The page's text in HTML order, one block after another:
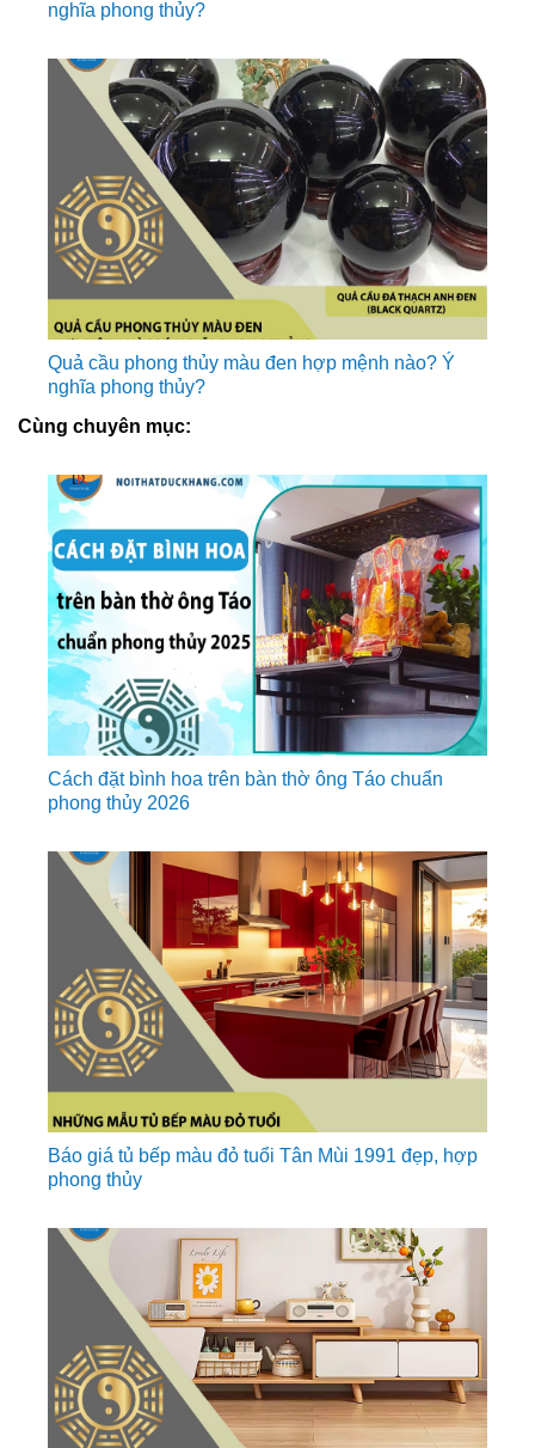
nghĩa phong thủy?
Quả cầu phong thủy màu đen hợp mệnh nào? Ý
nghĩa phong thủy?
Cùng chuyên mục:
Cách đặt bình hoa trên bàn thờ ông Táo chuẩn
phong thủy 2026
Báo giá tủ bếp màu đỏ tuổi Tân Mùi 1991 đẹp, hợp
phong thủy